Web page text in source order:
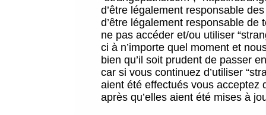
d’être légalement responsable
d’être légalement responsable
ne pas accéder et/ou utiliser
ci à n’importe quel moment et
bien qu’il soit prudent de passer
car si vous continuez d’utiliser
aient été effectués vous acceptez
après qu’elles aient été mises à